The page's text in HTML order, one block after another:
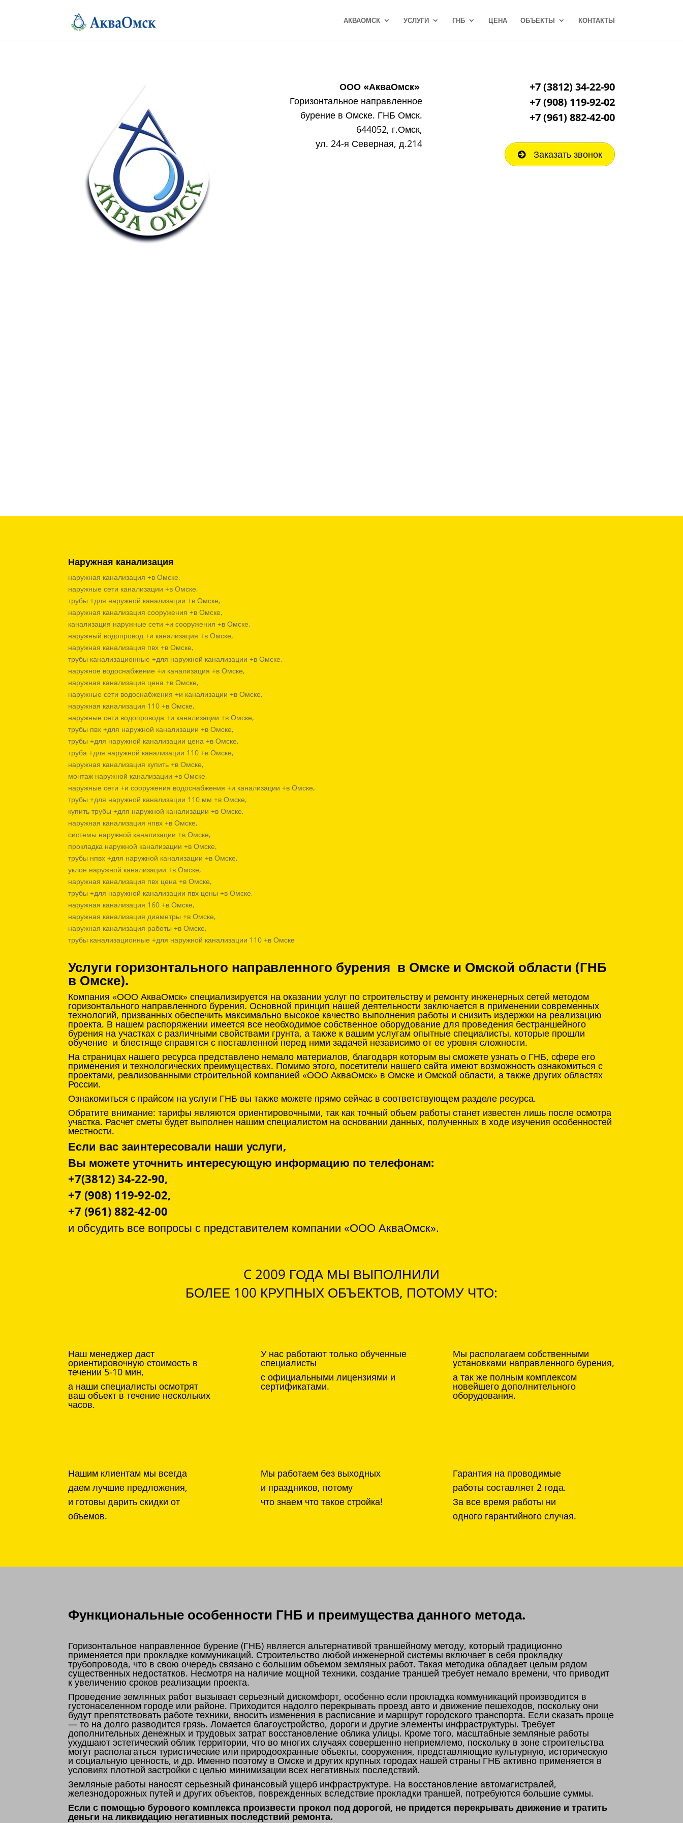
АКВАОМСК УСЛУГИ ГНБ ЦЕНА ОБЪЕКТЫ КОНТАКТЫ
ООО «АкваОмск»
Горизонтальное направленное
бурение в Омске. ГНБ Омск.
644052, г.Омск,
ул. 24-я Северная, д.214
+7 (3812) 34-22-90
+7 (908) 119-92-02
+7(961) 882-42-00
Заказать звонок
Наружная канализация
наружная канализация +в Омске,
наружные сети канализации +в Омске,
трубы +для наружной канализации +в Омске,
наружная канализация сооружения +в Омске,
канализация наружные сети +и сооружения +в Омске,
наружный водопровод +и канализация +в Омске,
наружная канализация пвх +в Омске,
трубы канализационные +для наружной канализации +в Омске,
наружное водоснабжение +и канализация +в Омске,
наружная канализация цена +в Омске,
наружные сети водоснабжения +и канализации +в Омске,
наружная канализация 110 +в Омске,
наружные сети водопровода +и канализации +в Омске,
трубы пвх +для наружной канализации +в Омске,
трубы +для наружной канализации цена +в Омске,
труба +для наружной канализации 110 +в Омске,
наружная канализация купить +в Омске,
монтаж наружной канализации +в Омске,
наружные сети +и сооружения водоснабжения +и канализации +в Омске,
трубы +для наружной канализации 110 мм +в Омске,
купить трубы +для наружной канализации +в Омске,
наружная канализация нпвх +в Омске,
системы наружной канализации +в Омске,
прокладка наружной канализации +в Омске,
трубы нпвх +для наружной канализации +в Омске,
уклон наружной канализации +в Омске,
наружная канализация пвх цена +в Омске,
трубы +для наружной канализации пвх цены +в Омске,
наружная канализация 160 +в Омске,
наружная канализация диаметры +в Омске,
наружная канализация работы +в Омске,
трубы канализационные +для наружной канализации 110 +в Омске
Услуги горизонтального направленного бурения в Омске и Омской области (ГНБ
в Омске).
Компания «ООО АкваОмск» специализируется на оказании услуг по строительству и ремонту инженерных сетей методом
горизонтального направленного бурения. Основной принцип нашей деятельности заключается в применении современных
технологий, призванных обеспечить максимально высокое качество выполнения работы и снизить издержки на реализацию
проекта. В нашем распоряжении имеется все необходимое собственное оборудование для проведения бестраншейного
бурения на участках с различными свойствами грунта, а также к вашим услугам опытные специалисты, которые прошли
обучение и блестяще справятся с поставленной перед ними задачей независимо от ее уровня сложности.
На страницах нашего ресурса представлено немало материалов, благодаря которым вы сможете узнать о ГНБ, сфере его
применения и технологических преимуществах. Помимо этого, посетители нашего сайта имеют возможность ознакомиться с
проектами, реализованными строительной компанией «ООО АкваОмск» в Омске и Омской области, а также других областях
России.
Ознакомиться с прайсом на услуги ГНБ вы также можете прямо сейчас в соответствующем разделе ресурса.
Обратите внимание: тарифы являются ориентировочными, так как точный объем работы станет известен лишь после осмотра
участка. Расчет сметы будет выполнен нашим специалистом на основании данных, полученных в ходе изучения особенностей
местности.
Если вас заинтересовали наши услуги,
Вы можете уточнить интересующую информацию по телефонам:
+7(3812) 34-22-90,
+7 (908) 119-92-02,
+7 (961) 882-42-00
и обсудить все вопросы с представителем компании «ООО АкваОмск».
C 2009 ГОДА МЫ ВЫПОЛНИЛИ
БОЛЕЕ 100 КРУПНЫХ ОБЪЕКТОВ, ПОТОМУ ЧТО:
Наш менеджер даст
ориентировочную стоимость в
течении 5-10 мин,
а наши специалисты осмотрят
ваш объект в течение нескольких
часов.
У нас работают только обученные
специалисты
с официальными лицензиями и
сертификатами.
Мы располагаем собственными
установками направленного бурения,
а так же полным комплексом
новейшего дополнительного
оборудования.
Нашим клиентам мы всегда
даем лучшие предложения,
и готовы дарить скидки от
объемов.
Мы работаем без выходных
и праздников, потому
что знаем что такое стройка!
Гарантия на проводимые
работы составляет 2 года.
За все время работы ни
одного гарантийного случая.
Функциональные особенности ГНБ и преимущества данного метода.
Горизонтальное направленное бурение (ГНБ) является альтернативой траншейному методу, который традиционно
применяется при прокладке коммуникаций. Строительство любой инженерной системы включает в себя прокладку
трубопровода, что в свою очередь связано с большим объемом земляных работ. Такая методика обладает целым рядом
существенных недостатков. Несмотря на наличие мощной техники, создание траншей требует немало времени, что приводит
к увеличению сроков реализации проекта.
Проведение земляных работ вызывает серьезный дискомфорт, особенно если прокладка коммуникаций производится в
густонаселенном городе или районе. Приходится надолго перекрывать проезд авто и движение пешеходов, поскольку они
будут препятствовать работе техники, вносить изменения в расписание и маршрут городского транспорта. Если сказать проще
— то на долго разводится грязь. Ломается благоустройство, дороги и другие элементы инфраструктуры. Требует
дополнительных денежных и трудовых затрат восстановление облика улицы. Кроме того, масштабные земляные работы
ухудшают эстетический облик территории, что во многих случаях совершенно неприемлемо, поскольку в зоне строительства
могут располагаться туристические или природоохранные объекты, сооружения, представляющие культурную, историческую
и социальную ценность, и др. Именно поэтому в Омске и других крупных городах нашей страны ГНБ активно применяется в
условиях плотной застройки с целью минимизации всех негативных последствий.
Земляные работы наносят серьезный финансовый ущерб инфраструктуре. На восстановление автомагистралей,
железнодорожных путей и других объектов, поврежденных вследствие прокладки траншей, потребуются большие суммы.
Если с помощью бурового комплекса произвести прокол под дорогой, не придется перекрывать движение и тратить
деньги на ликвидацию негативных последствий ремонта.